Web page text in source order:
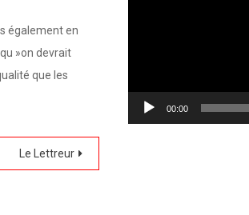
également en
»on devrait
que les
Le Lettreur
00:00